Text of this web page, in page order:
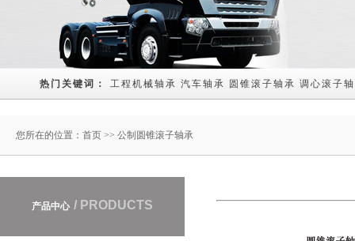
热门关键词： 工程机械轴承 汽车轴承 圆锥滚子轴承 调心滚子
您所在的位置： 首页 >> 公制圆锥滚子轴承
产品中心 / PRODUCTS